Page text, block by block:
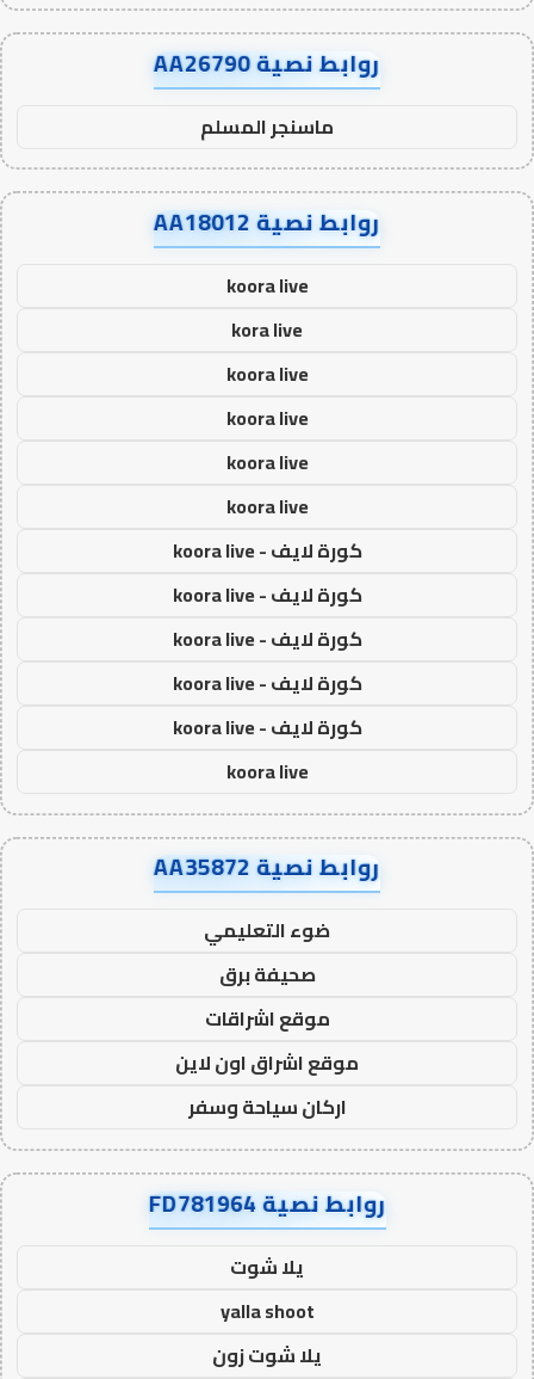
روابط نصية AA26790
ماسنجر المسلم
روابط نصية AA18012
koora live
kora live
koora live
koora live
koora live
koora live
كورة لايف - koora live
كورة لايف - koora live
كورة لايف - koora live
كورة لايف - koora live
كورة لايف - koora live
koora live
روابط نصية AA35872
ضوء التعليمي
صحيفة برق
موقع اشراقات
موقع اشراق اون لاين
اركان سياحة وسفر
روابط نصية FD781964
يلا شوت
yalla shoot
يلا شوت زون